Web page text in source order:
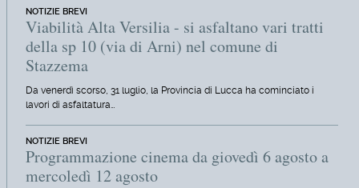
NOTIZIE BREVI
Viabilità Alta Versilia - si asfaltano vari tratti
della sp 10 (via di Arni) nel comune di
Stazzema
Da venerdì scorso, 31 luglio, la Provincia di Lucca ha cominciato i
lavori di asfaltatura…
NOTIZIE BREVI
Programmazione cinema da giovedì 6 agosto a
mercoledì 12 agosto